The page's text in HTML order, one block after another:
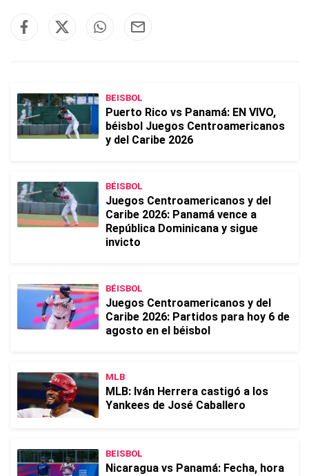
BEISBOL
Puerto Rico vs Panamá: EN VIVO,
béisbol Juegos Centroamericanos
y del Caribe 2026
BÉISBOL
Juegos Centroamericanos y del
Caribe 2026: Panamá vence a
República Dominicana y sigue
invicto
BÉISBOL
Juegos Centroamericanos y del
Caribe 2026: Partidos para hoy 6 de
agosto en el béisbol
MLB
MLB: Iván Herrera castigó a los
Yankees de José Caballero
BEISBOL
Nicaragua vs Panamá: Fecha, hora